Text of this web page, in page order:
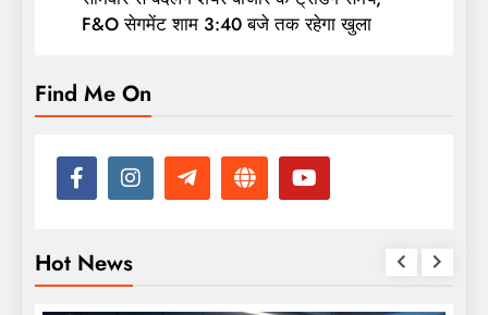
F&O सेगमेंट शाम 3:40 बजे तक रहेगा खुला
Find Me On
Hot News